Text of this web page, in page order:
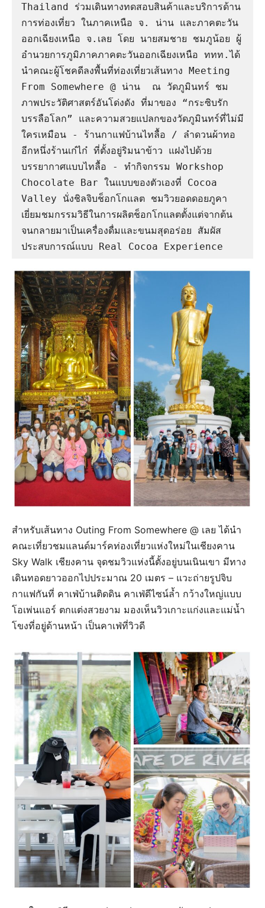
Thailand ร่วมเดินทางทดสอบสินค้าและบริการด้าน
การท่องเที่ยว ในภาคเหนือ จ. น่าน และภาคตะวัน
ออกเฉียงเหนือ จ.เลย โดย นายสมชาย ชมภูน้อย ผู้
อำนวยการภูมิภาคภาคตะวันออกเฉียงเหนือ ททท.ได้
นำคณะผู้โชคดีลงพื้นที่ท่องเที่ยวเส้นทาง Meeting
From Somewhere @ น่าน  ณ วัดภูมินทร์ ชม
ภาพประวัติศาสตร์อันโด่งดัง ที่มาของ “กระซิบรัก
บรรลือโลก” และความสวยแปลกของวัดภูมินทร์ที่ไม่มี
ใครเหมือน - ร้านกาแฟบ้านไทลื้อ / ลำดวนผ้าทอ
อีกหนึ่งร้านเก๋ไก๋ ที่ตั้งอยู่ริมนาข้าว แฝงไปด้วย
บรรยากาศแบบไทลื้อ - ทำกิจกรรม Workshop
Chocolate Bar ในแบบของตัวเองที่ Cocoa
Valley นั่งชิลจิบช็อกโกแลต ชมวิวยอดดอยภูคา
เยี่ยมชมกรรมวิธีในการผลิตช็อกโกแลตตั้งแต่จากต้น
จนกลายมาเป็นเครื่องดื่มและขนมสุดอร่อย สัมผัส
ประสบการณ์แบบ Real Cocoa Experience
สำหรับเส้นทาง Outing From Somewhere @ เลย ได้นำ
คณะเที่ยวชมแลนด์มาร์คท่องเที่ยวแห่งใหม่ในเชียงคาน
Sky Walk เชียงคาน จุดชมวิวแห่งนี้ตั้งอยู่บนเนินเขา มีทาง
เดินทอดยาวออกไปประมาณ 20 เมตร – แวะถ่ายรูปจิบ
กาแฟกันที่ คาเฟ่บ้านติดดิน คาเฟ่ดีไซน์ล้ำ กว้างใหญ่แบบ
โอเพ่นแอร์ ตกแต่งสวยงาม มองเห็นวิวเกาะแก่งและแม่น้ำ
โขงที่อยู่ด้านหน้า เป็นคาเฟ่ที่วิวดี